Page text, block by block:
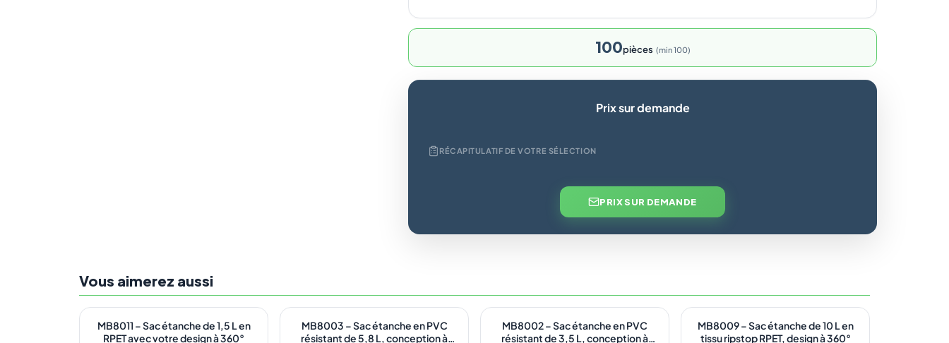
100pièces min 100
Prix sur demande
RÉCAPITULATIF DE VOTRE SÉLECTION
PRIX SUR DEMANDE
Vous aimerez aussi
ÉCO
En stock
MB8011 – Sac étanche de 1,5 L en
RPET avec votre design à 360°
En stock
MB8003 – Sac étanche en PVC
résistant de 5,8 L, conception à
En stock
MB8002 – Sac étanche en PVC
résistant de 3,5 L, conception à
ÉCO
En stock
MB8009 – Sac étanche de 10 L en
tissu ripstop RPET, design à 360°